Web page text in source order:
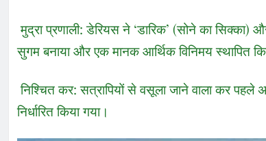
मुद्रा प्रणाली: डेरियस ने ‘डारिक’ (सोने का सिक्का)
सुगम बनाया और एक मानक आर्थिक विनिमय स्थापित
निश्चित कर: सत्रापियों से वसूला जाने वाला कर
निर्धारित किया गया।